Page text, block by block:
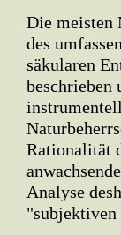
Die meisten
des
säkularen
beschrieben
Rationalität
Analyse
"subjektiven